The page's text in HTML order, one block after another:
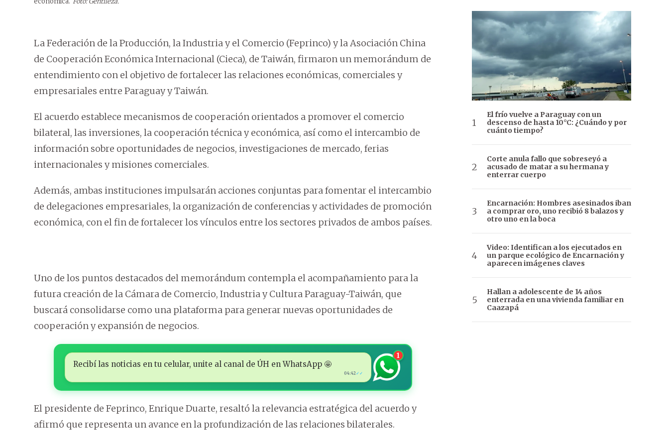
La Federación de la Producción, la Industria y el Comercio (Feprinco) y la Asociación China
de Cooperación Económica Internacional (Cieca), de Taiwán, firmaron un memorándum de
entendimiento con el objetivo de fortalecer las relaciones económicas, comerciales y
empresariales entre Paraguay y Taiwán.
El acuerdo establece mecanismos de cooperación orientados a promover el comercio
bilateral, las inversiones, la cooperación técnica y económica, así como el intercambio de
información sobre oportunidades de negocios, investigaciones de mercado, ferias
internacionales y misiones comerciales.
Además, ambas instituciones impulsarán acciones conjuntas para fomentar el intercambio
de delegaciones empresariales, la organización de conferencias y actividades de promoción
económica, con el fin de fortalecer los vínculos entre los sectores privados de ambos países.
Uno de los puntos destacados del memorándum contempla el acompañamiento para la
futura creación de la Cámara de Comercio, Industria y Cultura Paraguay-Taiwán, que
buscará consolidarse como una plataforma para generar nuevas oportunidades de
cooperación y expansión de negocios.
Recibí las noticias en tu celular, unite al canal de ÚH en WhatsApp 🤩
04:42✓✓
1
El presidente de Feprinco, Enrique Duarte, resaltó la relevancia estratégica del acuerdo y
afirmó que representa un avance en la profundización de las relaciones bilaterales.
El frío vuelve a Paraguay con un
descenso de hasta 10°C: ¿Cuándo y por
cuánto tiempo?
Corte anula fallo que sobreseyó a
acusado de matar a su hermana y
enterrar cuerpo
Encarnación: Hombres asesinados iban
a comprar oro, uno recibió 8 balazos y
otro uno en la boca
Video: Identifican a los ejecutados en
un parque ecológico de Encarnación y
aparecen imágenes claves
Hallan a adolescente de 14 años
enterrada en una vivienda familiar en
Caazapá